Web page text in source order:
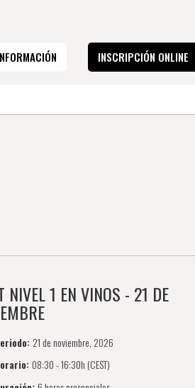
INSCRIPCIÓN ONLINE
NIVEL 1 EN VINOS - 21 DE
21 de noviembre, 2026
08:30 - 16:30h (CEST)